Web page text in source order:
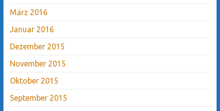
März 2016
Januar 2016
Dezember 2015
November 2015
Oktober 2015
September 2015